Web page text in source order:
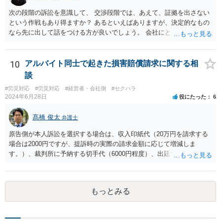
をしてもらわなければなりません。 親会社が株主代表訴訟を提起する
ことは理論上可能ですが，あなたに対して追及できる責任は，あなた
自身が会社に対して追う責任（例えば任務懈怠責任）の範囲に留まり
ます。子会社の負債をあなたに負わせることはできません。 実際上問
いてくれないと，辞任の登記をするためには，最終的には訴訟を提起
する必要が生じます。
次の段階の訴訟を意識して、 交渉段階では、あえて、証拠を出さない
という作戦もあり得ますか？ あるといえばありますが、決定的なもの
なら先に出して話をつける方が良いでしょう。 会社にとっても負担で
す。 それと認定はある事実と証拠の関係でされるので、一般の方が思
うほどに駆け引き的な要素はありません。
10
アルバイト同士で起きた損害賠償請求に関する相
談
#労災対応 #労災対応 #経営者・会社側 #セクハラ
2024年6月28日 役にたった 6
髙橋 俊太 弁護士
原告側が本人訴訟を選択する場合は、収入印紙代（20万円を請求する
場合は2000円ですが、提訴時の実際の請求金額に応じて増減しま
す。）、裁判所に予納する切手代（6000円程度）、出廷する際の交通
書類郵送代（通信費等）の負担が考えられます。 弁護士に委任する場
合には、上記に加えて弁護士費用が必要となるのは、原告被告共通で
もっとみる